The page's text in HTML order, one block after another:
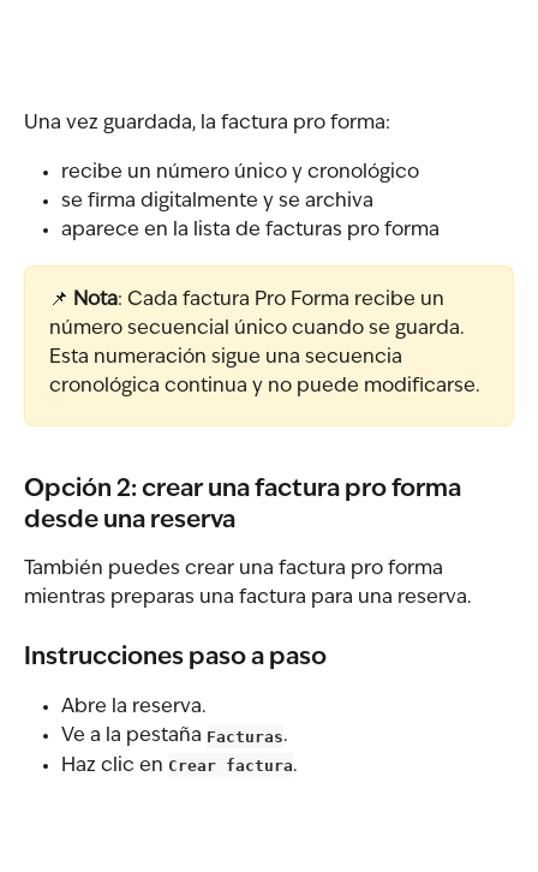
Una vez guardada, la factura pro forma:
recibe un número único y cronológico
se firma digitalmente y se archiva
aparece en la lista de facturas pro forma
📌 Nota: Cada factura Pro Forma recibe un
número secuencial único cuando se guarda.
Esta numeración sigue una secuencia
cronológica continua y no puede modificarse.
Opción 2: crear una factura pro forma
desde una reserva
También puedes crear una factura pro forma
mientras preparas una factura para una reserva.
Instrucciones paso a paso
Abre la reserva.
Ve a la pestaña Facturas.
Haz clic en Crear factura.